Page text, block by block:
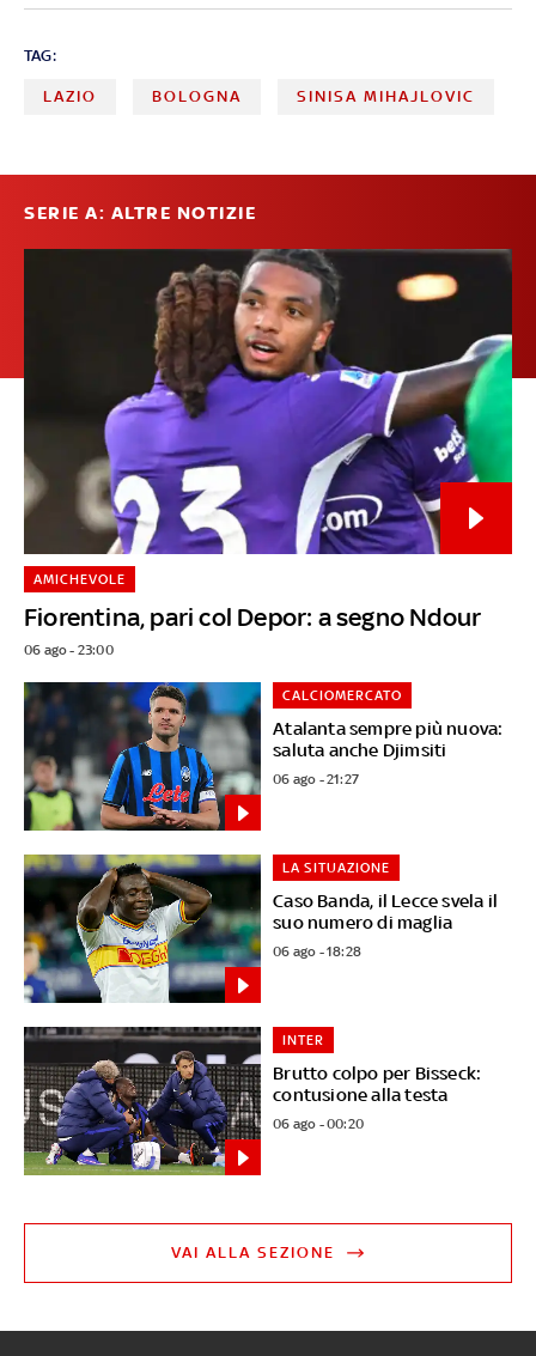
TAG:
LAZIO BOLOGNA SINISA MIHAJLOVIC
SERIE A: ALTRE NOTIZIE
Fiorentina, pari col Depor: a segno Ndour
AMICHEVOLE
06 ago - 23:00
Atalanta sempre più nuova:
saluta anche Djimsiti
CALCIOMERCATO
06 ago - 21:27
Caso Banda, il Lecce svela il
suo numero di maglia
LA SITUAZIONE
06 ago - 18:28
Brutto colpo per Bisseck:
contusione alla testa
INTER
06 ago - 00:20
VAI ALLA SEZIONE